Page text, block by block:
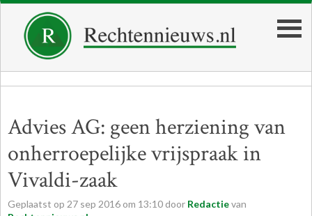
Advies AG: geen herziening van
onherroepelijke vrijspraak in
Vivaldi-zaak
Geplaatst op 27 sep 2016 om 13:10 door Redactievan